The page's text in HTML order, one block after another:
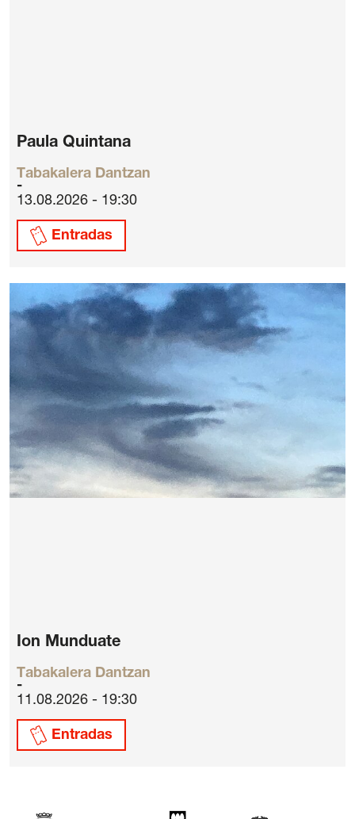
Paula Quintana
Tabakalera Dantzan
13.08.2026 - 19:30
Entradas
Ion Munduate
Tabakalera Dantzan
11.08.2026 - 19:30
Entradas